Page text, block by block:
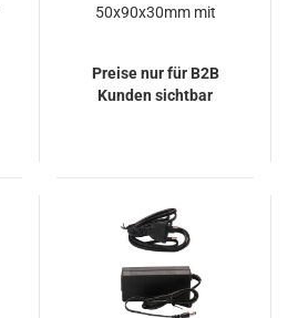
50x90x30mm mit
Preise nur für B2B
Kunden sichtbar